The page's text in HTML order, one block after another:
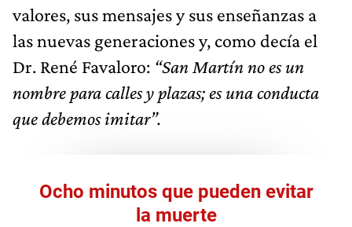
valores, sus mensajes y sus enseñanzas a
las nuevas generaciones y, como decía el
Dr. René Favaloro: “San Martín no es un
nombre para calles y plazas; es una conducta
que debemos imitar”.
Ocho minutos que pueden evitar
la muerte